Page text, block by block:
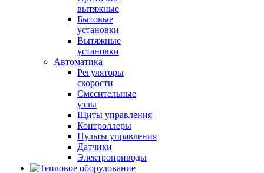
вытяжные
Бытовые
установки
Вытяжные
установки
Автоматика
Регуляторы
скорости
Смесительные
узлы
Щиты управления
Контроллеры
Пульты управления
Датчики
Электроприводы